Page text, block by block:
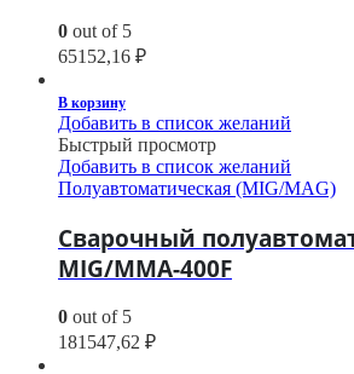
0 out of 5
65152,16 ₽
В корзину
Добавить в список желаний
Быстрый просмотр
Добавить в список желаний
Полуавтоматическая (MIG/MAG)
Сварочный полуавтомат
MIG/MMA-400F
0 out of 5
181547,62 ₽